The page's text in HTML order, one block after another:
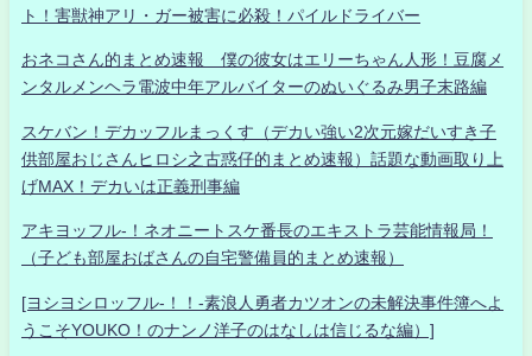
ト！害獣神アリ・ガー被害に必殺！パイルドライバー
おネコさん的まとめ速報 僕の彼女はエリーちゃん人形！豆腐メ
ンタルメンヘラ電波中年アルバイターのぬいぐるみ男子末路編
スケバン！デカッフルまっくす（デカい強い2次元嫁だいすき子
供部屋おじさんヒロシ之古惑仔的まとめ速報）話題な動画取り上
げMAX！デカいは正義刑事編
アキヨッフル-！ネオニートスケ番長のエキストラ芸能情報局！
（子ども部屋おばさんの自宅警備員的まとめ速報）
[ヨシヨシロッフル-！！-素浪人勇者カツオンの未解決事件簿へよ
うこそYOUKO！のナンノ洋子のはなしは信じるな編）]